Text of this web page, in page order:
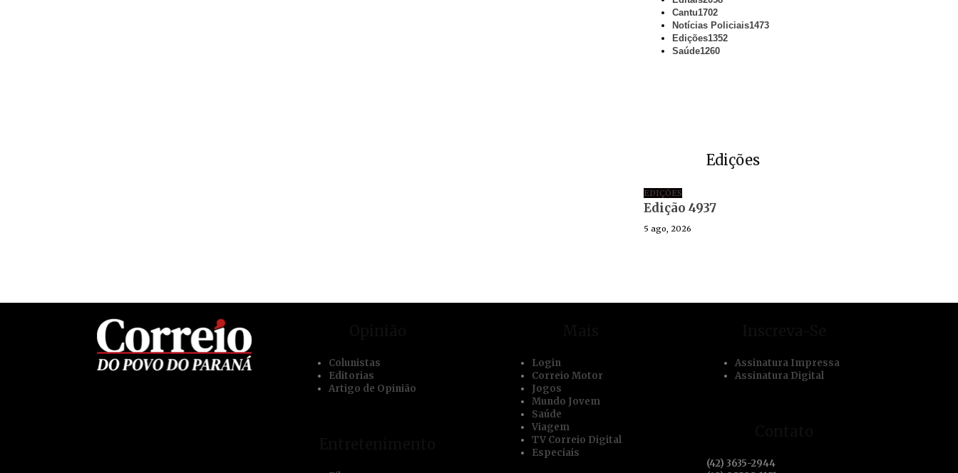
Cantu1702
Notícias Policiais1473
Edições1352
Saúde1260
Edições
EDIÇÕES
Edição 4937
5 ago, 2026
Colunistas
Editorias
Artigo de Opinião
Login
Correio Motor
Jogos
Mundo Jovem
Saúde
Viagem
TV Correio Digital
Especiais
Assinatura Impressa
Assinatura Digital
(42) 3635-2944